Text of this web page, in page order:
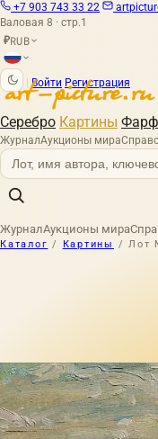
+7 903 743 33 22
Валовая 8 · стр.1
₽RUB
Войти Регистрация
Серебро Картины
ЖурналАукционы мира
ЖурналАукционы мира
Каталог / Картины / Лот